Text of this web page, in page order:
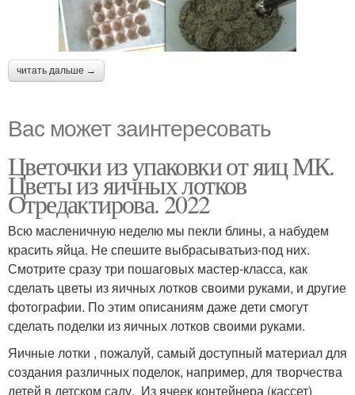
читать дальше →
Вас может заинтересовать
Цветочки из упаковки от яиц МК.
Цветы из яичных лотков
Отредактирова. 2022
Всю масленичную неделю мы пекли блины, а набудем
красить яйца. Не спешите выбрасыватьиз-под них.
Смотрите сразу три пошаговых мастер-класса, как
сделать цветы из яичных лотков своими руками, и другие
фотографии. По этим описаниям даже дети смогут
сделать поделки из яичных лотков своими руками.
Яичные лотки , пожалуй, самый доступный материал для
создания различных поделок, например, для творчества
детей в детском саду. Из ячеек контейнера (кассет)